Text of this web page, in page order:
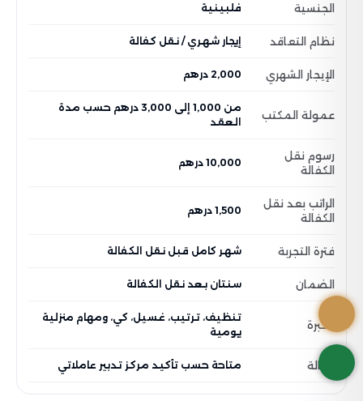
الجنسية فلبينية
نظام التعاقد إيجار شهري / نقل كفالة
الإيجار الشهري 2,000 درهم
عمولة المكتب
من 1,000 إلى 3,000 درهم حسب مدة
العقد
رسوم نقل
الكفالة
10,000 درهم
الراتب بعد نقل
الكفالة
1,500 درهم
فترة التجربة شهر كامل قبل نقل الكفالة
الضمان سنتان بعد نقل الكفالة
الخبرة
تنظيف، ترتيب، غسيل، كي، ومهام منزلية
يومية
الحالة متاحة حسب تأكيد مركز تدبير عاملاتي